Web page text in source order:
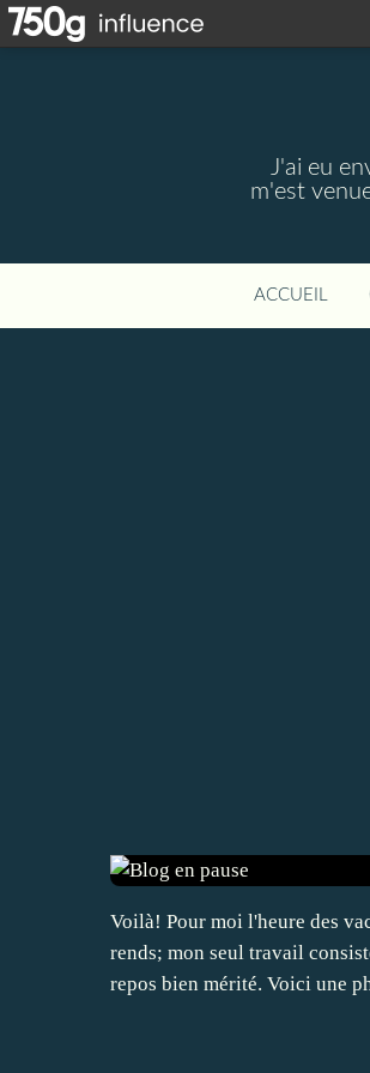
J'ai eu
m'est
ACCUEIL
Voilà! Pour moi l'heure des
rends; mon seul travail
repos bien mérité. Voici une